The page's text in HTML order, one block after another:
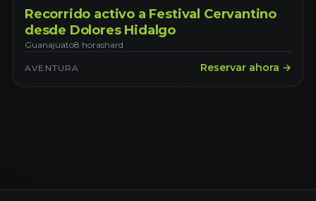
Recorrido activo a Festival Cervantino
desde Dolores Hidalgo
Guanajuato8 horashard
AVENTURA Reservar ahora →